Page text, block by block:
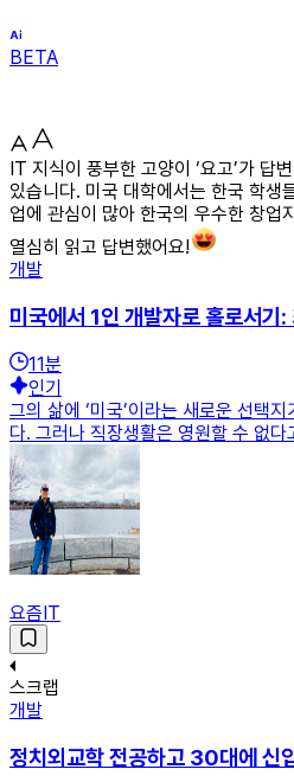
BETA
IT 지식이 풍부한 고양이 ‘요고’가 답
있습니다. 미국 대학에서는 한국 학생
업에 관심이 많아 한국의 우수한 창업
열심히 읽고 답변했어요!
개발
미국에서 1인 개발자로 홀로서기
11분
인기
그의 삶에 ‘미국’이라는 새로운 선택
다. 그러나 직장생활은 영원할 수 없다
요즘IT
스크랩
개발
정치외교학 전공하고 30대에 신